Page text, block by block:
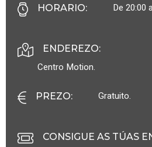
HORARIO: De 20:00
ENDEREZO:
Centro Motion.
PREZO: Gratuito.
CONSIGUE AS TÚAS